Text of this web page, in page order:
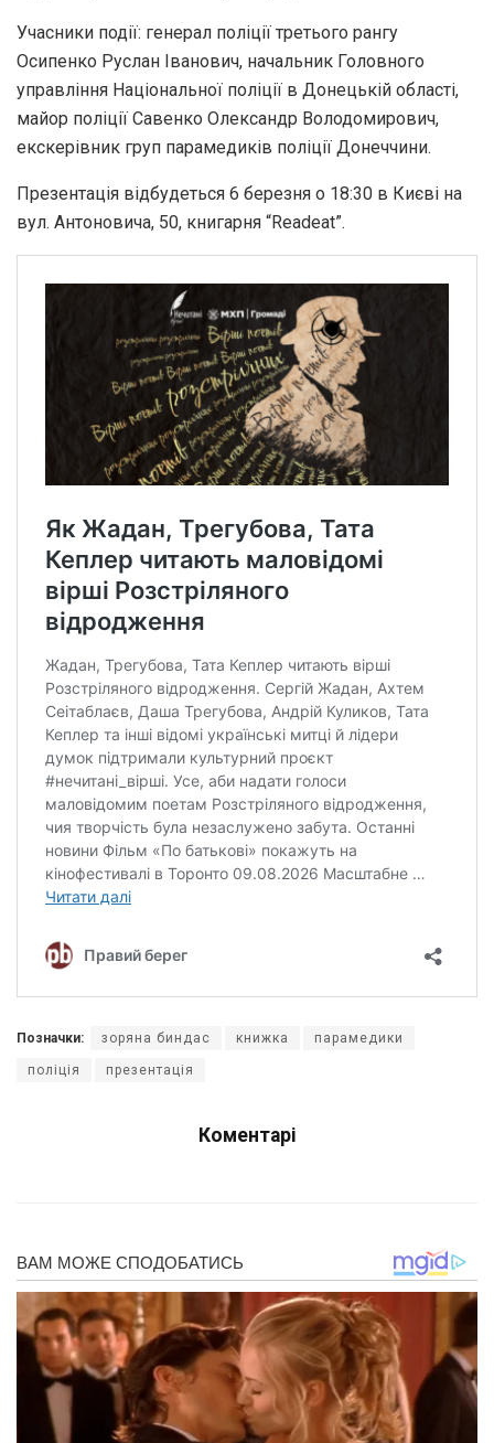
Учасники події: генерал поліції третього рангу
Осипенко Руслан Іванович, начальник Головного
управління Національної поліції в Донецькій області,
майор поліції Савенко Олександр Володомирович,
екскерівник груп парамедиків поліції Донеччини.
Презентація відбудеться 6 березня о 18:30 в Києві на
вул. Антоновича, 50, книгарня “Readeat”.
Позначки: зоряна биндас книжка парамедики
поліція презентація
Коментарі